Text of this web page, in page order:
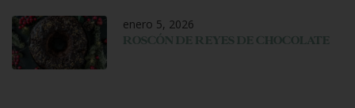
enero 5, 2026
ROSCÓN DE REYES DE CHOCOLATE